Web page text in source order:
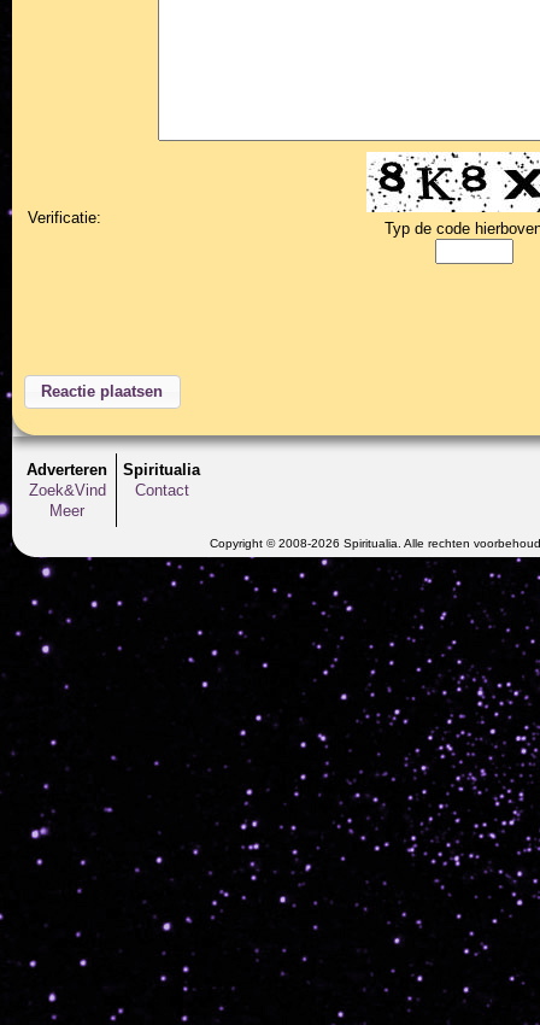
Verificatie:
Typ de code
Adverteren
Zoek&Vind
Meer
Spiritualia
Contact
Copyright © 2008-2026 Spiritualia. Alle rechten